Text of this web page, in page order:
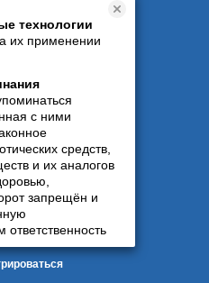
технологии
их применении
с ними
средств,
и их аналогов
запрещён и
ответственность